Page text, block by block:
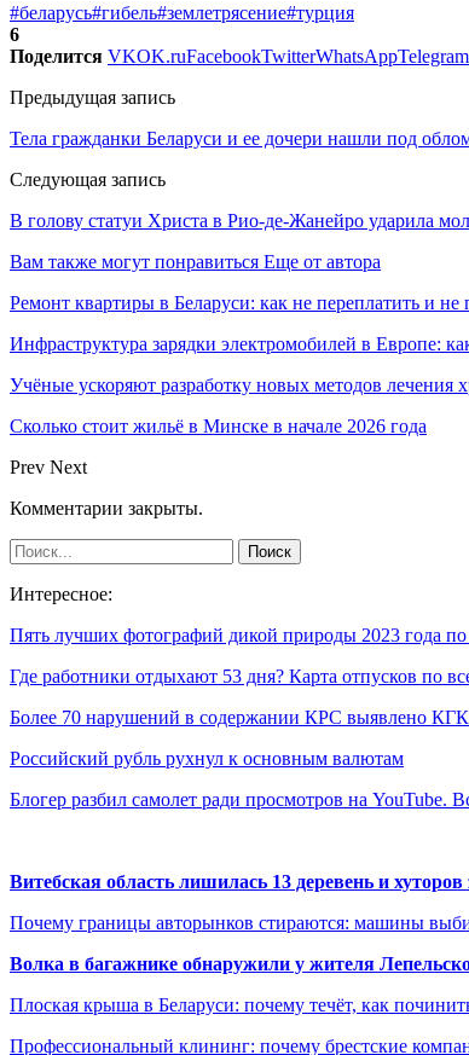
#беларусь#гибель#землетрясение#турция
6
Поделится VKOK.ruFacebookTwitterWhatsAppTelegram
Предыдущая запись
Тела гражданки Беларуси и ее дочери нашли под
Следующая запись
В голову статуи Христа в Рио-де-Жанейро ударила
Вам также могут понравиться Еще от автора
Ремонт квартиры в Беларуси: как не переплатить и не
Инфраструктура зарядки электромобилей в Европе:
Учёные ускоряют разработку новых методов
Сколько стоит жильё в Минске в начале 2026 года
Prev Next
Комментарии закрыты.
Интересное:
Пять лучших фотографий дикой природы 2023 года
Где работники отдыхают 53 дня? Карта отпусков по
Более 70 нарушений в содержании КРС выявлено
Российский рубль рухнул к основным валютам
Блогер разбил самолет ради просмотров на YouTube.
Витебская область лишилась 13 деревень и хуторов
Почему границы авторынков стираются: машины
Волка в багажнике обнаружили у жителя
Плоская крыша в Беларуси: почему течёт, как
Профессиональный клининг: почему брестские